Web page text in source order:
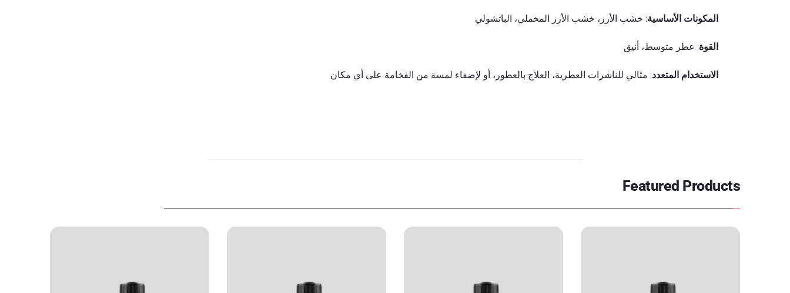
المكونات الأساسية: خشب الأرز، خشب الأرز المخملي، الباتشولي
القوة: عطر متوسط، أنيق
الاستخدام المتعدد: مثالي للناشرات العطرية، العلاج بالعطور، أو لإضفاء لمسة من الفخامة على أي مكان
Featured Products